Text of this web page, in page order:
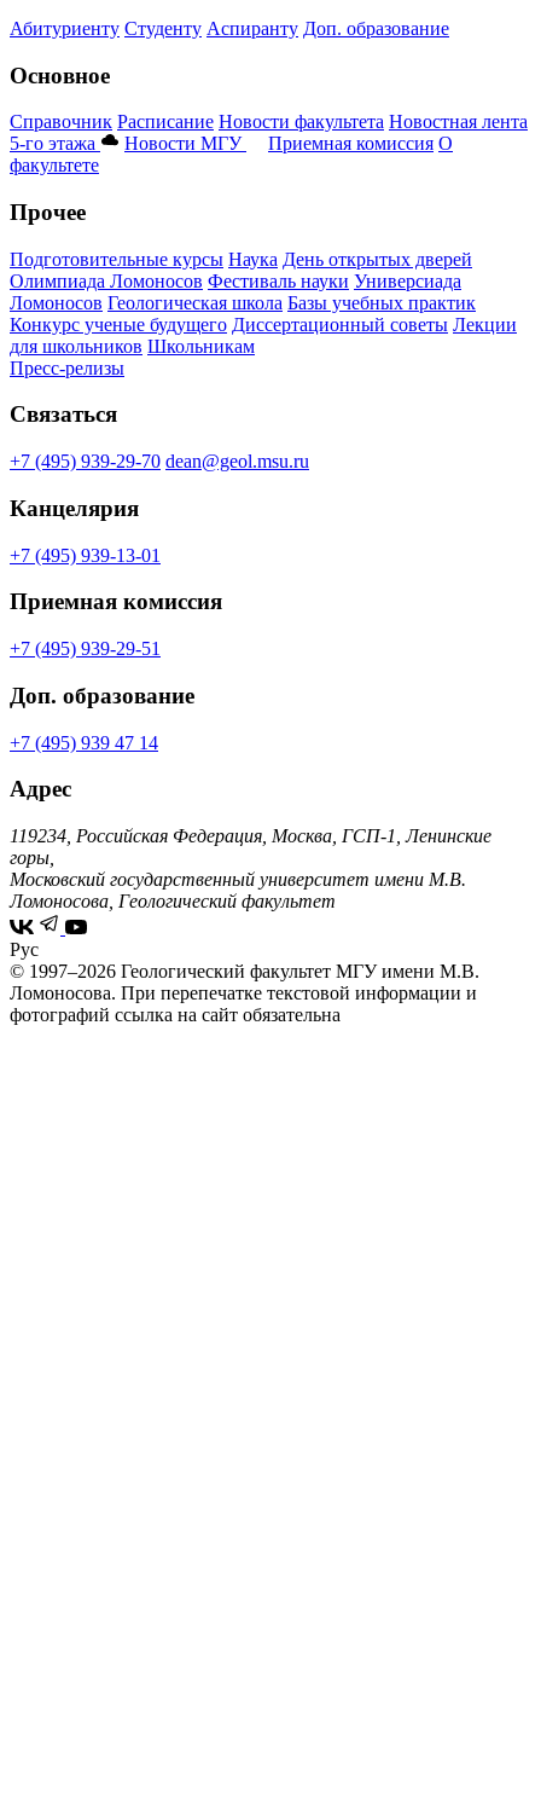
Абитуриенту Студенту Аспиранту Доп. образование
Основное
Справочник Расписание Новости факультета Новостная лента
5-го этажа
Новости МГУ Приемная комиссия О
факультете
Прочее
Подготовительные курсы Наука День открытых дверей
Олимпиада Ломоносов Фестиваль науки Универсиада
Ломоносов Геологическая школа Базы учебных практик
Конкурс ученые будущего Диссертационный советы Лекции
для школьников Школьникам
Пресс-релизы
Связаться
+7 (495) 939-29-70 dean@geol.msu.ru
Канцелярия
+7 (495) 939-13-01
Приемная комиссия
+7 (495) 939-29-51
Доп. образование
+7 (495) 939 47 14
Адрес
119234, Российская Федерация, Москва, ГСП-1, Ленинские
горы,
Московский государственный университет имени М.В.
Ломоносова, Геологический факультет
Рус
© 1997–2026 Геологический факультет МГУ имени М.В.
Ломоносова. При перепечатке текстовой информации и
фотографий ссылка на сайт обязательна